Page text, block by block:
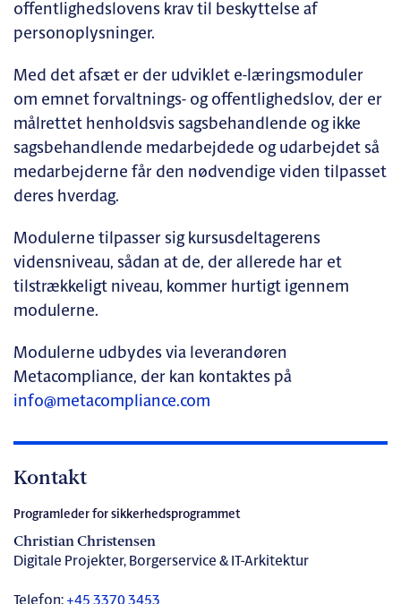
offentlighedslovens krav til beskyttelse af
personoplysninger.
Med det afsæt er der udviklet e-læringsmoduler
om emnet forvaltnings- og offentlighedslov, der er
målrettet henholdsvis sagsbehandlende og ikke
sagsbehandlende medarbejdede og udarbejdet så
medarbejderne får den nødvendige viden tilpasset
deres hverdag.
Modulerne tilpasser sig kursusdeltagerens
vidensniveau, sådan at de, der allerede har et
tilstrækkeligt niveau, kommer hurtigt igennem
modulerne.
Modulerne udbydes via leverandøren
Metacompliance, der kan kontaktes på
info@metacompliance.com
Kontakt
Programleder for sikkerhedsprogrammet
Christian Christensen
Digitale Projekter, Borgerservice & IT-Arkitektur
Telefon: +45 3370 3453